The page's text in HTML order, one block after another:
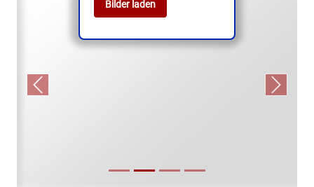
Bilder laden
Previous Next